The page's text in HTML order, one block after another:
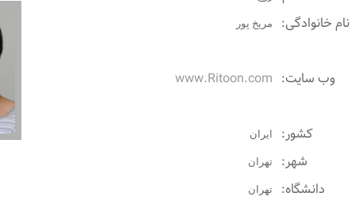
نام خانوادگی: مریخ پور
وب سایت: www.Ritoon.com
کشور: ايران
شهر: تهران
دانشگاه: تهران